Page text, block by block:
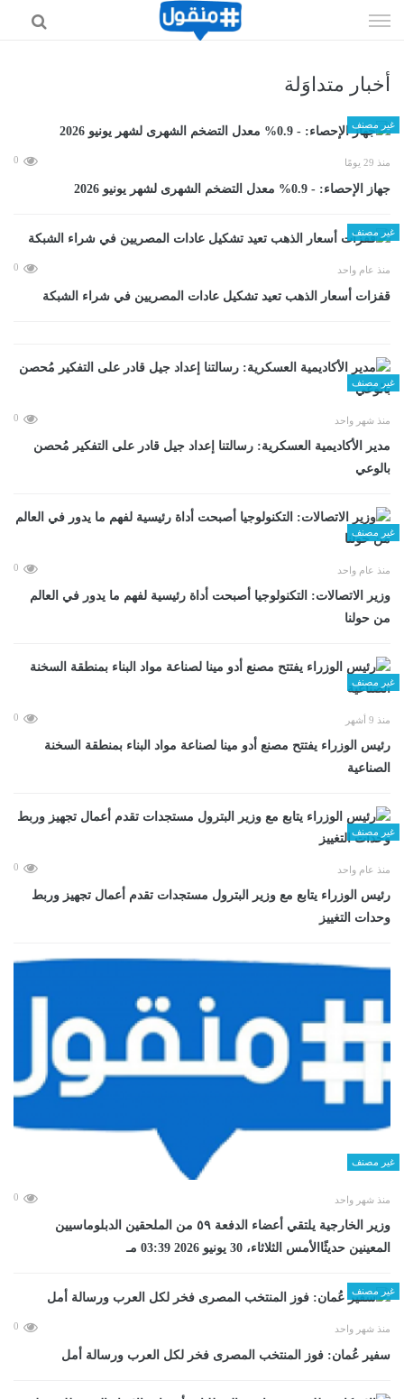
الى
أخبار متداوَلة
غير مصنف
منذ 29 يومًا 0
جهاز الإحصاء: - 0.9% معدل التضخم الشهرى لشهر يونيو 2026
غير مصنف
منذ عام واحد 0
قفزات أسعار الذهب تعيد تشكيل عادات المصريين في شراء الشبكة
غير مصنف
منذ شهر واحد 0
مدير الأكاديمية العسكرية: رسالتنا إعداد جيل قادر على التفكير مُحصن
بالوعي
غير مصنف
منذ عام واحد 0
وزير الاتصالات: التكنولوجيا أصبحت أداة رئيسية لفهم ما يدور في العالم
من حولنا
غير مصنف
منذ 9 أشهر 0
رئيس الوزراء يفتتح مصنع أدو مينا لصناعة مواد البناء بمنطقة السخنة
الصناعية
غير مصنف
منذ عام واحد 0
رئيس الوزراء يتابع مع وزير البترول مستجدات تقدم أعمال تجهيز وربط
وحدات التغييز
غير مصنف
منذ شهر واحد 0
وزير الخارجية يلتقي أعضاء الدفعة ٥٩ من الملحقين الدبلوماسيين
المعينين حديثًاالأمس الثلاثاء، 30 يونيو 2026 03:39 مـ
غير مصنف
منذ شهر واحد 0
سفير عُمان: فوز المنتخب المصرى فخر لكل العرب ورسالة أمل